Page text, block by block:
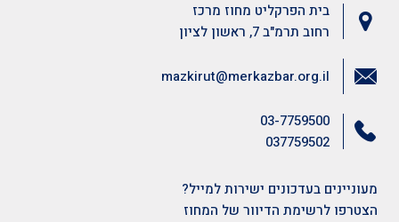
בית הפרקליט מחוז מרכז
רחוב תרמ"ב 7, ראשון לציון
03-7759500
037759502
mazkirut@merkazbar.org.il
מעוניינים בעדכונים ישירות למייל?
הצטרפו לרשימת הדיוור של המחוז